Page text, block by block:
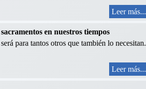
Leer más...
en nuestros tiempos
para tantos otros que también lo necesitan.
Leer más...